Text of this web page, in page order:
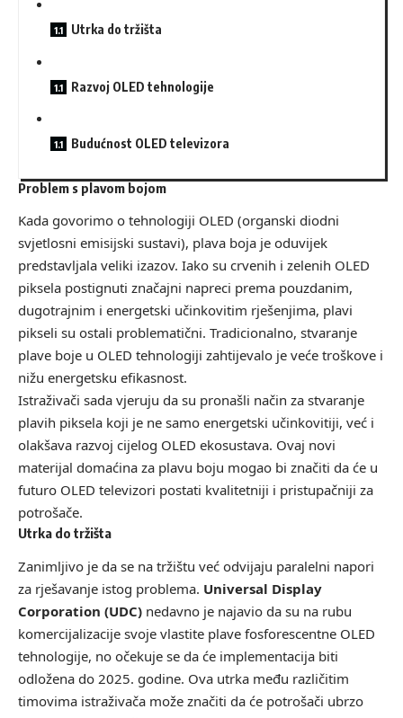
Utrka do tržišta
Razvoj OLED tehnologije
Budućnost OLED televizora
Problem s plavom bojom
Kada govorimo o tehnologiji OLED (organski diodni
svjetlosni emisijski sustavi), plava boja je oduvijek
predstavljala veliki izazov. Iako su crvenih i zelenih OLED
piksela postignuti značajni napreci prema pouzdanim,
dugotrajnim i energetski učinkovitim rješenjima, plavi
pikseli su ostali problematični. Tradicionalno, stvaranje
plave boje u OLED tehnologiji zahtijevalo je veće troškove i
nižu energetsku efikasnost.
Istraživači sada vjeruju da su pronašli način za stvaranje
plavih piksela koji je ne samo energetski učinkovitiji, već i
olakšava razvoj cijelog OLED ekosustava. Ovaj novi
materijal domaćina za plavu boju mogao bi značiti da će u
futuro OLED televizori postati kvalitetniji i pristupačniji za
potrošače.
Utrka do tržišta
Zanimljivo je da se na tržištu već odvijaju paralelni napori
za rješavanje istog problema. Universal Display
Corporation (UDC) nedavno je najavio da su na rubu
komercijalizacije svoje vlastite plave fosforescentne OLED
tehnologije, no očekuje se da će implementacija biti
odložena do 2025. godine. Ova utrka među različitim
timovima istraživača može značiti da će potrošači ubrzo